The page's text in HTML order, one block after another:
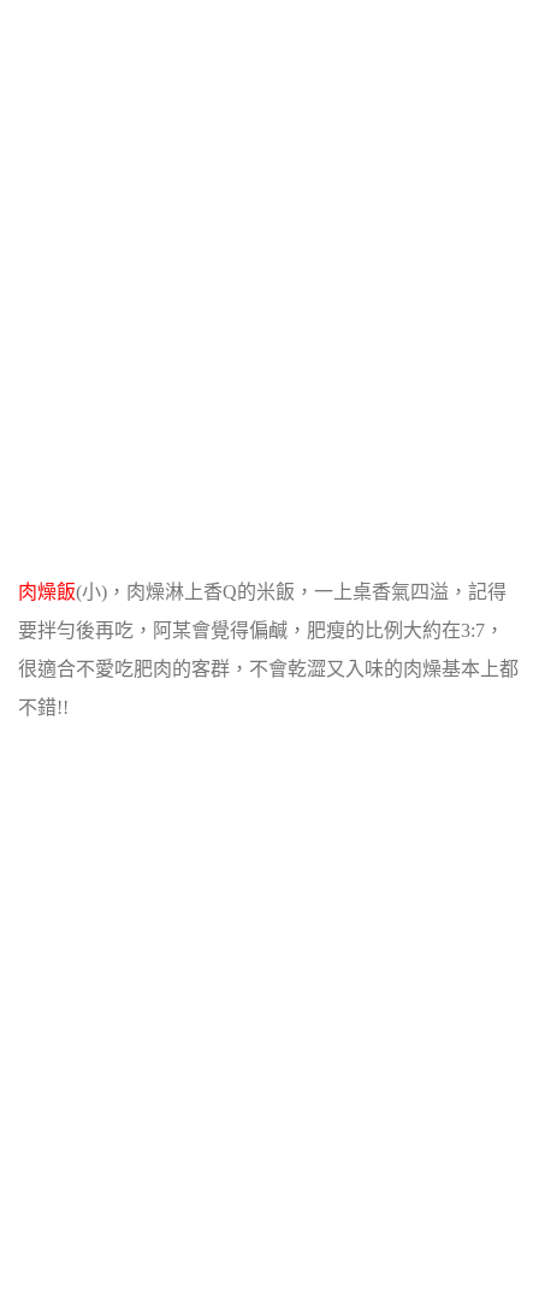
肉燥飯(小)，肉燥淋上香Q的米飯，一上桌香氣四溢，記得
要拌勻後再吃，阿某會覺得偏鹹，肥瘦的比例大約在3:7，
很適合不愛吃肥肉的客群，不會乾澀又入味的肉燥基本上都
不錯!!